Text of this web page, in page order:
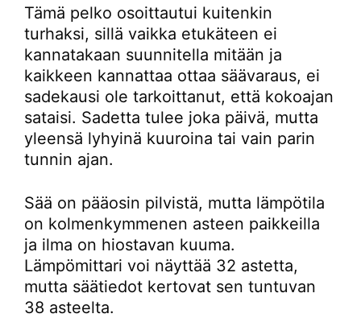
Tämä pelko osoittautui kuitenkin
turhaksi, sillä vaikka etukäteen ei
kannatakaan suunnitella mitään ja
kaikkeen kannattaa ottaa säävaraus, ei
sadekausi ole tarkoittanut, että kokoajan
sataisi. Sadetta tulee joka päivä, mutta
yleensä lyhyinä kuuroina tai vain parin
tunnin ajan.
Sää on pääosin pilvistä, mutta lämpötila
on kolmenkymmenen asteen paikkeilla
ja ilma on hiostavan kuuma.
Lämpömittari voi näyttää 32 astetta,
mutta säätiedot kertovat sen tuntuvan
38 asteelta.